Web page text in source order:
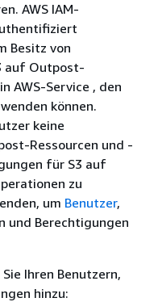
AWS IAM-
Besitz von
auf Outpost-
AWS-Service , den
können.
keine
Ressourcen und -
für S3 auf
zu
um Benutzer,
und Berechtigungen
Ihren Benutzern,
hinzu: